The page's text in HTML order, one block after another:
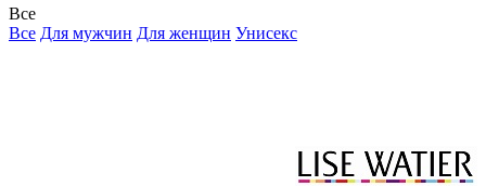
Все
Все Для мужчин Для женщин Унисекс